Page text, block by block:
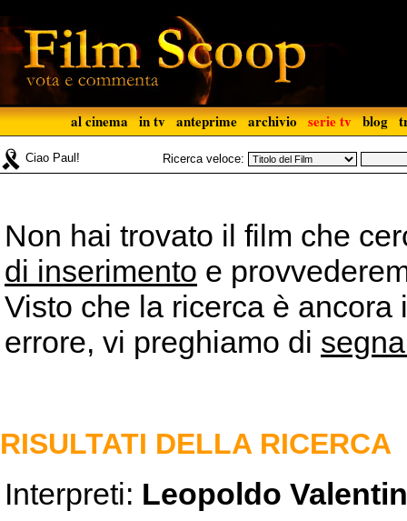
al cinema in tv anteprime archivio serie tv blog
Ciao Paul! Ricerca veloce:
Non hai trovato il film che
di inserimento e
Visto che la ricerca è
errore, vi preghiamo di
RISULTATI DELLA RICERCA
Interpreti: Leopoldo